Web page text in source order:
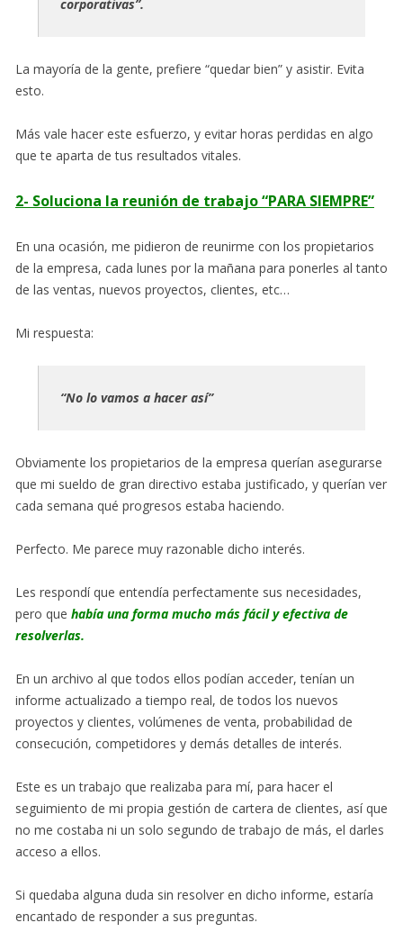
corporativas”.
La mayoría de la gente, prefiere “quedar bien” y asistir. Evita
esto.
Más vale hacer este esfuerzo, y evitar horas perdidas en algo
que te aparta de tus resultados vitales.
2- Soluciona la reunión de trabajo “PARA SIEMPRE”
En una ocasión, me pidieron de reunirme con los propietarios
de la empresa, cada lunes por la mañana para ponerles al tanto
de las ventas, nuevos proyectos, clientes, etc…
Mi respuesta:
“No lo vamos a hacer así”
Obviamente los propietarios de la empresa querían asegurarse
que mi sueldo de gran directivo estaba justificado, y querían ver
cada semana qué progresos estaba haciendo.
Perfecto. Me parece muy razonable dicho interés.
Les respondí que entendía perfectamente sus necesidades,
pero que había una forma mucho más fácil y efectiva de
resolverlas.
En un archivo al que todos ellos podían acceder, tenían un
informe actualizado a tiempo real, de todos los nuevos
proyectos y clientes, volúmenes de venta, probabilidad de
consecución, competidores y demás detalles de interés.
Este es un trabajo que realizaba para mí, para hacer el
seguimiento de mi propia gestión de cartera de clientes, así que
no me costaba ni un solo segundo de trabajo de más, el darles
acceso a ellos.
Si quedaba alguna duda sin resolver en dicho informe, estaría
encantado de responder a sus preguntas.